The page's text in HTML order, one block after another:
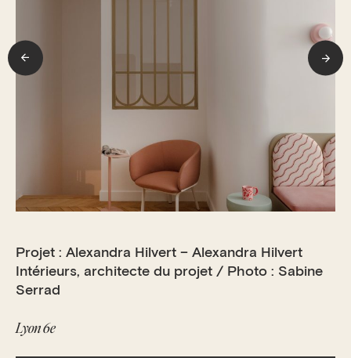
Projet : Alexandra Hilvert – Alexandra Hilvert
Intérieurs, architecte du projet / Photo : Sabine
Serrad
Lyon 6e